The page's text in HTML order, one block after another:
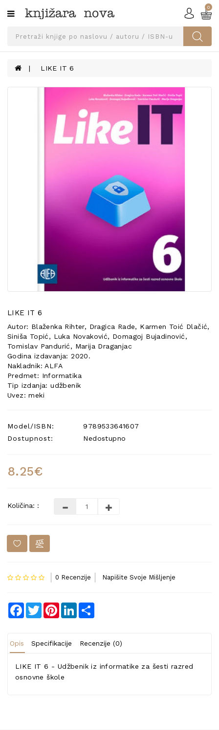
Kategorije
SVEUČILIŠNA
UDŽBENICI
KNJIGE
0
LIKE IT 6
LIKE IT 6
Autor: Blaženka Rihter, Dragica Rade, Karmen Toić Dlačić,
Siniša Topić, Luka Novaković, Domagoj Bujadinović,
Tomislav Pandurić, Marija Draganjac
Godina izdavanja: 2020.
Nakladnik: ALFA
Predmet: Informatika
Tip izdanja: udžbenik
Uvez: meki
Model/ISBN:
9789533641607
Dostupnost:
Nedostupno
8.25€
Količina: :
0 Recenzije Napišite Svoje Mišljenje
Facebook
TwitterPinterestLinkedIn
Opis Specifikacije Recenzije (0)
LIKE IT 6 - Udžbenik iz informatike za šesti razred
osnovne škole